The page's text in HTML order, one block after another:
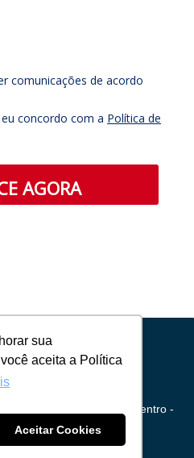
sua
aceita a Política
Aceitar Cookies
comunicações de acordo
concordo com a Política de
AGORA
Centro -
+ 55 (53) 2128-8269